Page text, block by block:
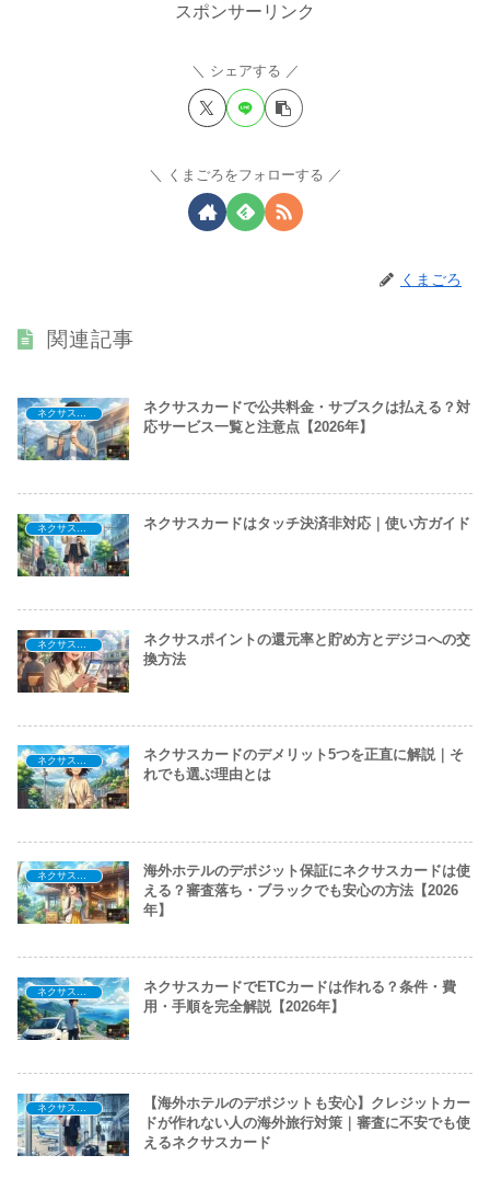
スポンサーリンク
シェアする
くまごろをフォローする
くまごろ
関連記事
ネクサスカードで公共料金・サブスクは払える？対
応サービス一覧と注意点【2026年】
ネクサスカードを知る ネクサスカードはタッチ決済非対応｜使い方ガイド
ネクサスポイントの還元率と貯め方とデジコへの交
換方法
ネクサスカードのデメリット5つを正直に解説｜そ
れでも選ぶ理由とは
ネクサスカードを知る
海外ホテルのデポジット保証にネクサスカードは使
える？審査落ち・ブラックでも安心の方法【2026
年】
ネクサスカードを知る
ネクサスカードでETCカードは作れる？条件・費
用・手順を完全解説【2026年】
【海外ホテルのデポジットも安心】クレジットカー
ドが作れない人の海外旅行対策｜審査に不安でも使
えるネクサスカード